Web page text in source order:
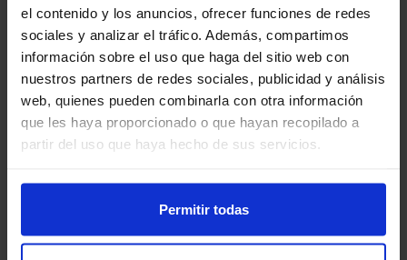
el contenido y los anuncios, ofrecer funciones de redes
sociales y analizar el tráfico. Además, compartimos
información sobre el uso que haga del sitio web con
nuestros partners de redes sociales, publicidad y análisis
web, quienes pueden combinarla con otra información
que les haya proporcionado o que hayan recopilado a
partir del uso que haya hecho de sus servicios.
Permitir todas
Ficha técnica
Abierto desde el
jueves, 7 de octubre de 2021
Duración 70 minutos
Temas 8 tema(s)
Acreditación No